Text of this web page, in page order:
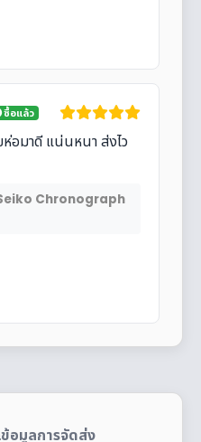
ซื้อแล้ว
อมาดี แน่นหนา ส่งไว
Chronograph
ข้อมูลการจัดส่ง